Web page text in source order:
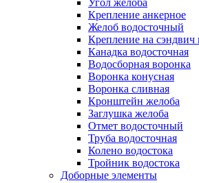
Крепление анкерное
Желоб водосточный
Крепление на сэндвич
Канадка водосточная
Водосборная воронка
Воронка конусная
Воронка сливная
Кронштейн желоба
Заглушка желоба
Отмет водосточный
Труба водосточная
Колено водостока
Тройник водостока
Доборные элементы